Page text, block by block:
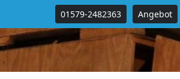
01579-2482363 Angebot